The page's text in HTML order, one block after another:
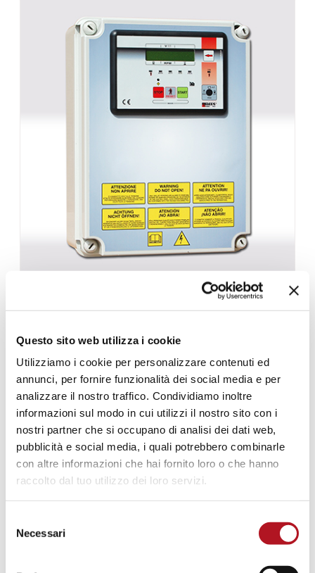
Questo sito web utilizza i cookie
Utilizziamo i cookie per personalizzare contenuti ed
annunci, per fornire funzionalità dei social media e per
analizzare il nostro traffico. Condividiamo inoltre
informazioni sul modo in cui utilizzi il nostro sito con i
nostri partner che si occupano di analisi dei dati web,
pubblicità e social media, i quali potrebbero combinarle
con altre informazioni che hai fornito loro o che hanno
raccolto dal tuo utilizzo dei loro servizi.
delNecessari